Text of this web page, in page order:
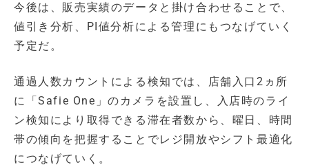
今後は、販売実績のデータと掛け合わせることで、
値引き分析、PI値分析による管理にもつなげていく
予定だ。
通過人数カウントによる検知では、店舗入口2ヵ所
に「Safie One」のカメラを設置し、入店時のライ
ン検知により取得できる滞在者数から、曜日、時間
帯の傾向を把握することでレジ開放やシフト最適化
につなげていく。